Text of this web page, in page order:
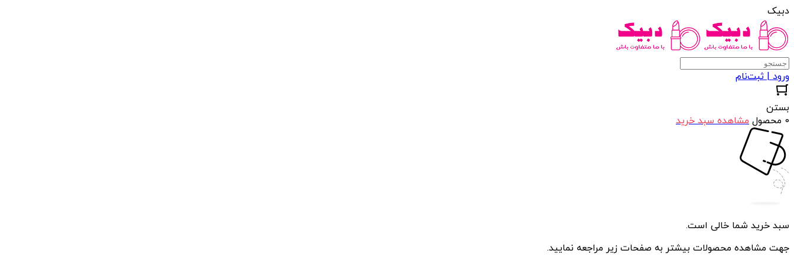
دبیک
ورود | ثبت‌نام
بستن
0 محصول
مشاهده سبد خرید
سبد خرید شما خالی است.
جهت مشاهده محصولات بیشتر به صفحات زیر مراجعه نمایید.